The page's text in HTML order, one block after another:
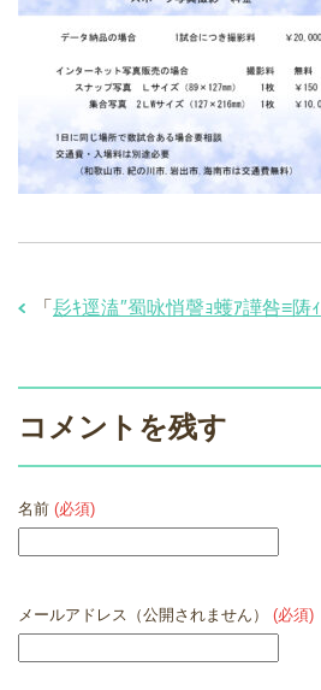
「 髟ｷ逕溘″蜀咏悄謦ｮ蠖ｱ譁咎≡陦ｨ
コメントを残す
名前 (必須)
メールアドレス（公開されません） (必須)